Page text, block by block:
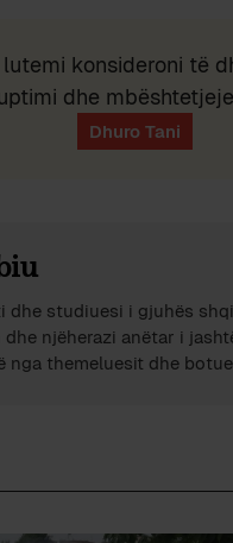
konsideroni të
dhe
studiuesi i gjuhës
njëherazi anëtar i
nga themeluesit dhe